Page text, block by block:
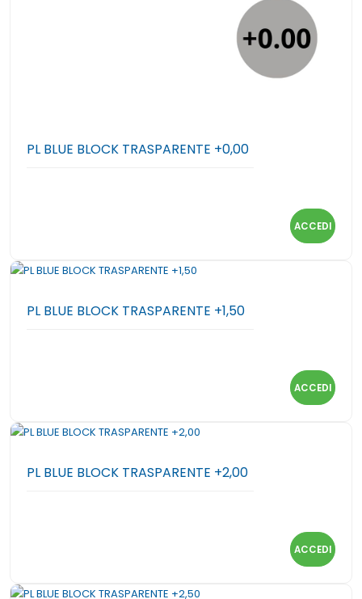
PL BLUE BLOCK TRASPARENTE +0,00
ACCEDI
PL BLUE BLOCK TRASPARENTE +1,50
ACCEDI
PL BLUE BLOCK TRASPARENTE +2,00
ACCEDI